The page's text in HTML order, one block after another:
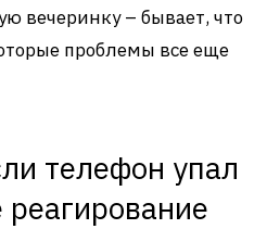
вечеринку – бывает, что
проблемы все еще
телефон упал